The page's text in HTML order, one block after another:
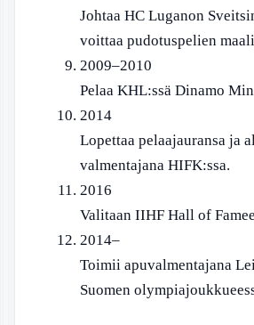
Johtaa HC Luganon
voittaa pudotuspelien
2009–2010
Pelaa KHL:ssä Dinamo
2014
Lopettaa pelaajauransa ja
valmentajana HIFK:ssa.
2016
Valitaan IIHF Hall of
2014–
Toimii apuvalmentajana
Suomen